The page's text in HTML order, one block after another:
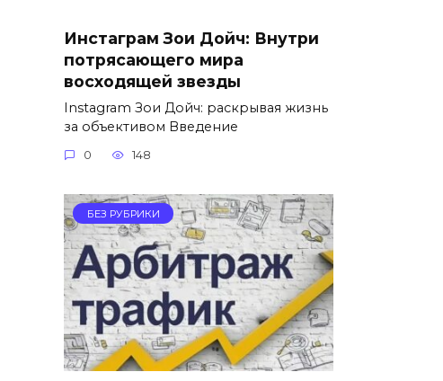
Инстаграм Зои Дойч: Внутри
потрясающего мира
восходящей звезды
Instagram Зои Дойч: раскрывая жизнь
за объективом Введение
0 148
БЕЗ РУБРИКИ